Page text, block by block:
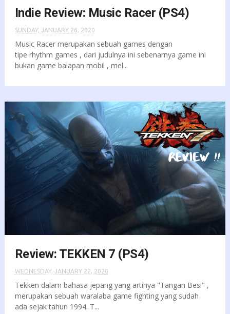
Indie Review: Music Racer (PS4)
SUNDAY, JANUARY 26, 2020
Music Racer merupakan sebuah games dengan
tipe rhythm games , dari judulnya ini sebenarnya game ini
bukan game balapan mobil , mel...
Review: TEKKEN 7 (PS4)
WEDNESDAY, JANUARY 22, 2020
Tekken dalam bahasa jepang yang artinya "Tangan Besi" ,
merupakan sebuah waralaba game fighting yang sudah
ada sejak tahun 1994. T...